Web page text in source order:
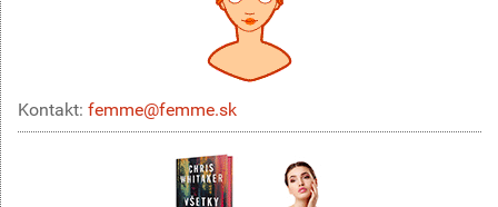
Kontakt: femme@femme.sk